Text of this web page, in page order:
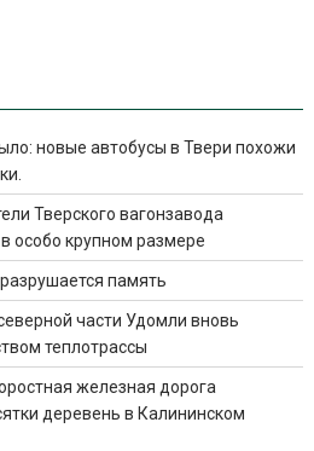
новые автобусы в Твери похожи
Тверского вагонзавода
особо крупном размере
память
части Удомли вновь
теплотрассы
железная дорога
деревень в Калининском